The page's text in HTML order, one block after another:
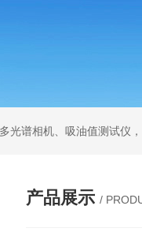
光谱相机、吸油值测试仪
产品展示 /